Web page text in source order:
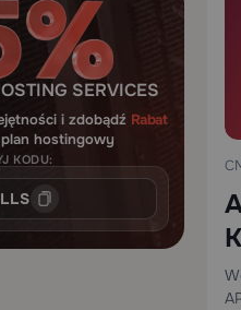
SERVICES
i zdobądź Rabat
hostingowy
KODU: